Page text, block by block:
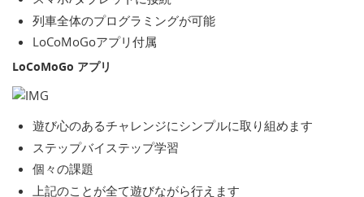
列車全体のプログラミングが可能
LoCoMoGoアプリ付属
LoCoMoGo アプリ
遊び心のあるチャレンジにシンプルに取り組めます
ステップバイステップ学習
個々の課題
上記のことが全て遊びながら行えます